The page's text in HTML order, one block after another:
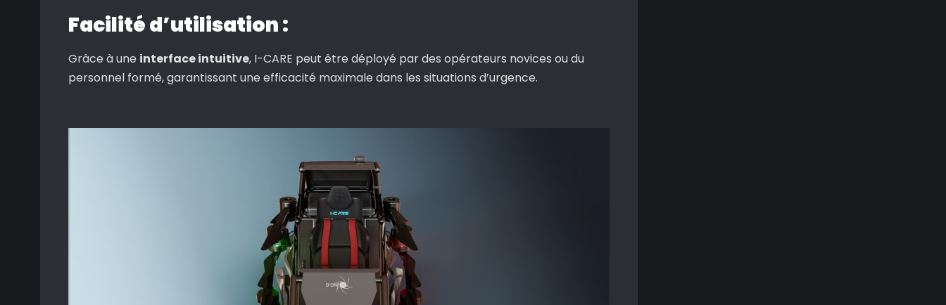
Facilité d’utilisation :
Grâce à une interface intuitive, I-CARE peut être déployé par des opérateurs novices ou du
personnel formé, garantissant une efficacité maximale dans les situations d’urgence.